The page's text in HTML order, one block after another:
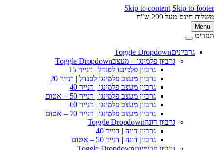
Skip to content Skip to
מעל 299 ש"ח
גרביוניםToggle Dropdown
גרביון פלמינגו – מעצבToggle Dropdown
גרביון פלמינגו לסנדל | דנייר 15
גרביון מעצב פלמינגו לסנדל | דנייר 20
גרביון מעצב פלמינגו | דנייר 40
גרביון מעצב פלמינגו | דנייר 50 – אטום
גרביון מעצב פלמינגו | דנייר 60
גרביון מעצב פלמינגו | דנייר 70 – אטום
גרביון דונהToggle Dropdown
גרביון דונה | דנייר 40
גרביון דונה | דנייר 50 – אטום
גרביון פרימיוםToggle Dropdown